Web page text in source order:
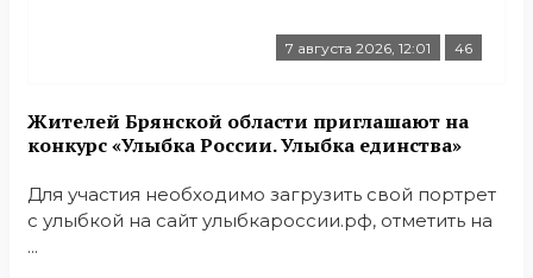
7 августа 2026, 12:01 46
Жителей Брянской области приглашают на
конкурс «Улыбка России. Улыбка единства»
Для участия необходимо загрузить свой портрет
с улыбкой на сайт улыбкароссии.рф, отметить на
...